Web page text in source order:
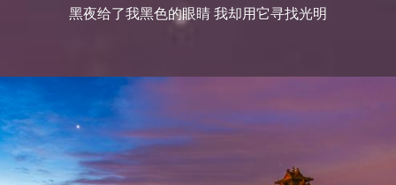
黑夜给了我黑色的眼睛 我却用它寻找光明